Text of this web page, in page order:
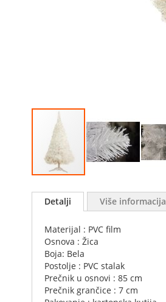
to
images
gallery
Detalji
Materijal : PVC film
Osnova : Žica
Boja: Bela
Postolje : PVC stalak
Prečnik u osnovi : 85 cm
Prečnik grančice : 7 cm
Više informacija